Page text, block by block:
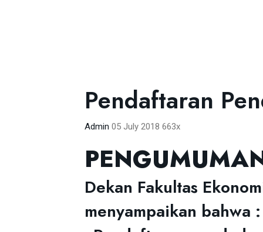
Pendaftaran
Admin 05 July 2018 663x
Dekan Fakultas
menyampaikan bahwa :